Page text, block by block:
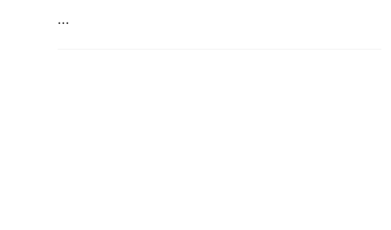
...